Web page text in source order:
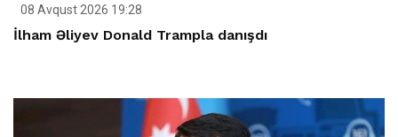
08 Avqust 2026 19:28
İlham Əliyev Donald Trampla danışdı